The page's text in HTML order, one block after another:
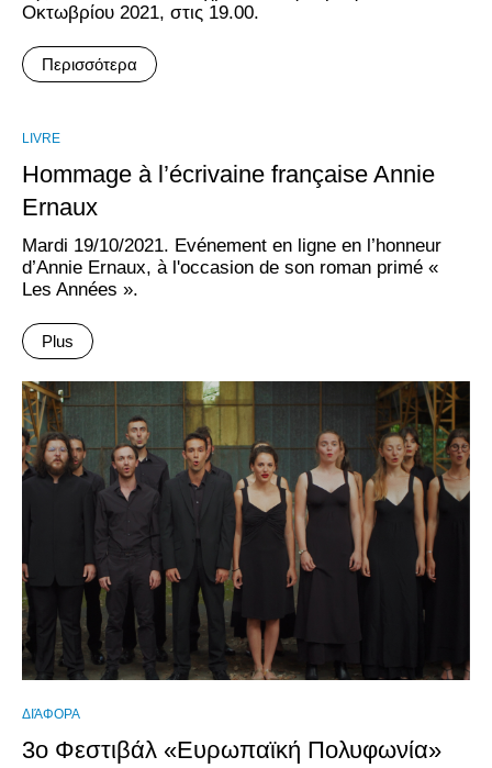
Οκτωβρίου 2021, στις 19.00.
Περισσότερα
LIVRE
Hommage à l’écrivaine française Annie
Ernaux
Mardi 19/10/2021. Evénement en ligne en l’honneur
d’Annie Ernaux, à l'occasion de son roman primé «
Les Années ».
Plus
ΔΙΆΦΟΡΑ
3o Φεστιβάλ «Ευρωπαϊκή Πολυφωνία»